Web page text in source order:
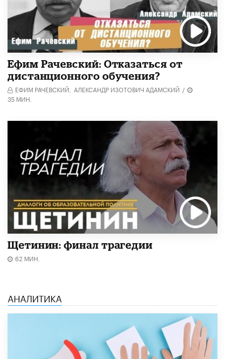
Ефим Рачевский: Отказаться от
дистанционного обучения?
ЕФИМ РАЧЕВСКИЙ, АЛЕКСАНДР ИЗОТОВИЧ АДАМСКИЙ /
35 МИН.
Щетинин: финал трагедии
62 МИН.
АНАЛИТИКА